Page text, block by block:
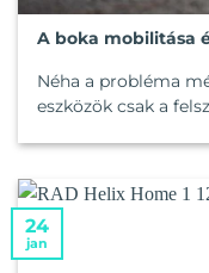
A boka mobilitása
Néha a probléma
eszközök csak a
24
jan